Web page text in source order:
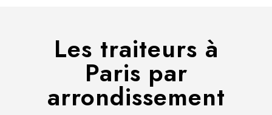
Les traiteurs à
Paris par
arrondissement